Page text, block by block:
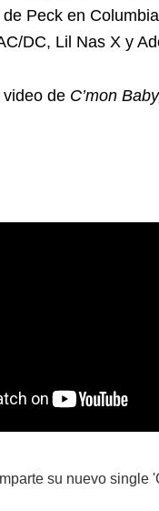
Peck en
DC, Lil Nas X y
de C’mon
su nuevo single